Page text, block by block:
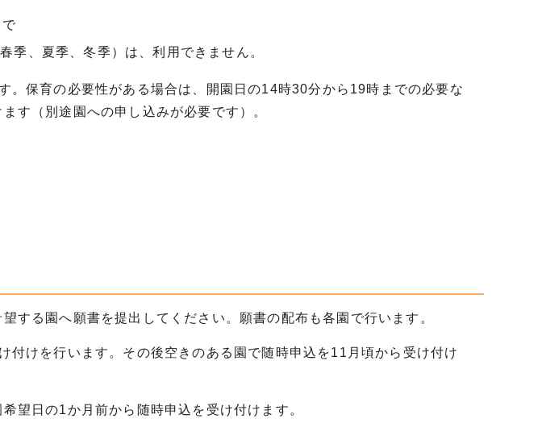
季、夏季、冬季）は、利用できません。
。保育の必要性がある場合は、開園日の14時30分から19時までの必要な
す（別途園への申し込みが必要です）。
する園へ願書を提出してください。願書の配布も各園で行います。
付けを行います。その後空きのある園で随時申込を11月頃から受け付け
望日の1か月前から随時申込を受け付けます。